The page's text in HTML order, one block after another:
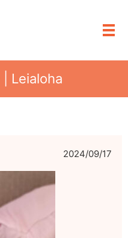
メ
Leialoha
2024/09/17